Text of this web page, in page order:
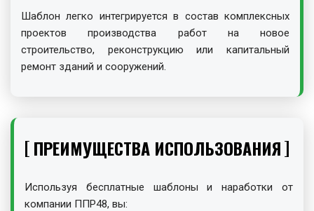
Шаблон легко интегрируется в состав комплексных
проектов производства работ на новое
строительство, реконструкцию или капитальный
ремонт зданий и сооружений.
ПРЕИМУЩЕСТВА ИСПОЛЬЗОВАНИЯ
Используя бесплатные шаблоны и наработки от
компании ППР48, вы: